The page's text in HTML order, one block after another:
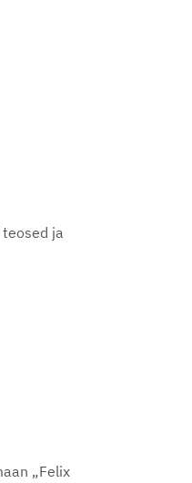
ja
„Felix